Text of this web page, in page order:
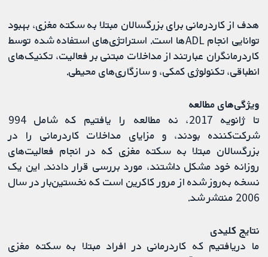
هدف از کاردرمانی برای بزرگسالان مبتلا به سکته مغزی، بهبود
توانایی انجام ADLها است. استراتژی‌های استفاده شده توسط
کاردرمانگران عبارتند از مداخلات مبتنی بر فعالیت، تکنیک‌های
انطباقی، تکنولوژی کمکی، و سازگاری‌های محیطی.
ویژگی‌های مطالعه
تا ژانویه 2017، نه مطالعه را یافتیم که شامل 994
شرکت‌کننده بودند، و مزایای مداخلات کاردرمانی را در
بزرگسالان مبتلا به سکته مغزی که در انجام فعالیت‌های
روزانه خود مشکل داشتند، مورد بررسی قرار دادند. این یک
نسخه به‌روز شده از مرور کاکرین است که نخستین‌بار در سال
2006 منتشر شد.
نتایج کلیدی
ما دریافتیم که کاردرمانی در افراد مبتلا به سکته مغزی